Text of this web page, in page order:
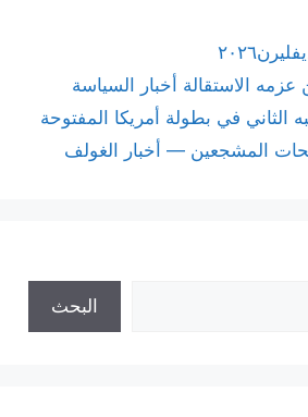
عزمه الاستقالة أخبار السياسة
الثاني في بطولة أمريكا المفتوحة
المشجعين — أخبار الغولف
البحث